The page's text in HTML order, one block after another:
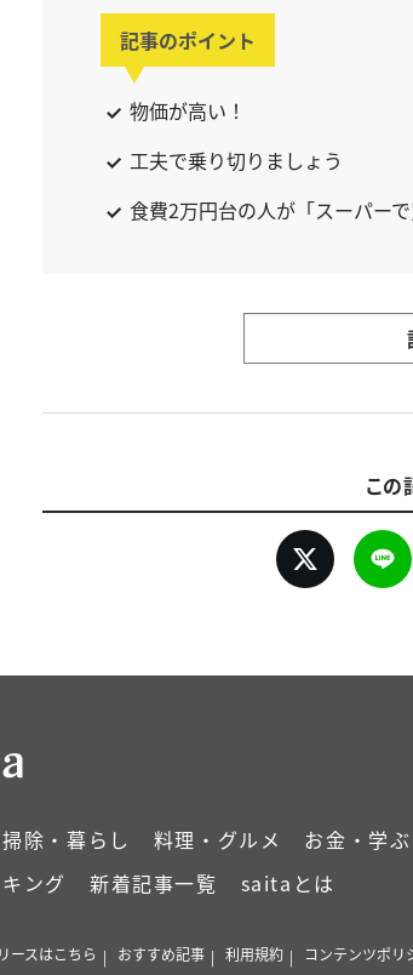
記事のポイント
物価が高い！
工夫で乗り切りましょう
食費2万円台の人が「スーパー
この
掃除・暮らし 料理・グルメ お金・学ぶ
ング 新着記事一覧 saitaとは
ースはこちら おすすめ記事 利用規約 コンテンツポリ